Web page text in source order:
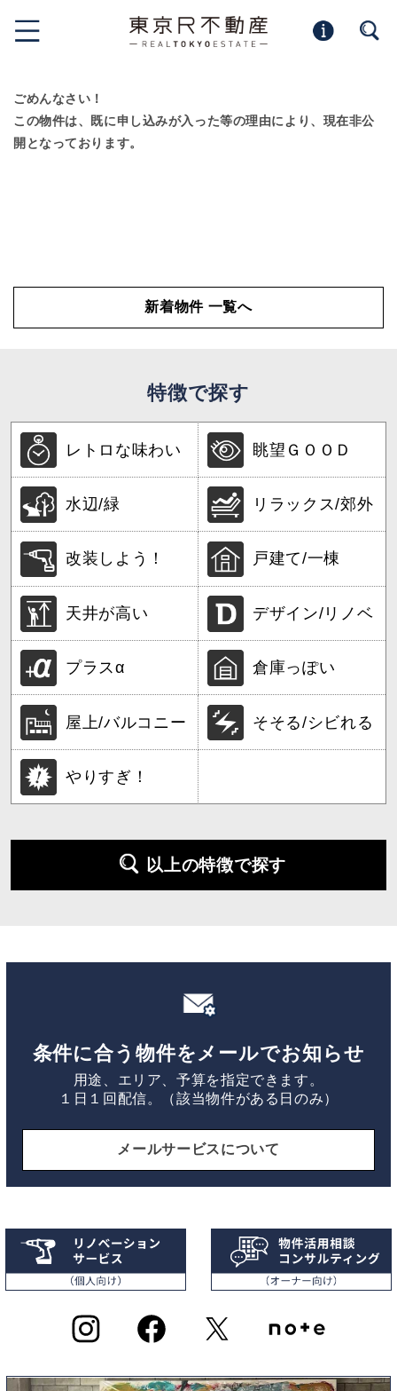
ごめんなさい！
この物件は、既に申し込みが入った等の理由により、現在非公
開となっております。
新着物件 一覧へ
特徴で探す
レトロな味わい 眺望ＧＯＯＤ
水辺/緑 リラックス/郊外
改装しよう！ 戸建て/一棟
天井が高い デザイン/リノベ
プラスα 倉庫っぽい
屋上/バルコニー そそる/シビれる
やりすぎ！
以上の特徴で探す
条件に合う物件をメールでお知らせ
用途、エリア、予算を指定できます。
１日１回配信。（該当物件がある日のみ）
メールサービスについて